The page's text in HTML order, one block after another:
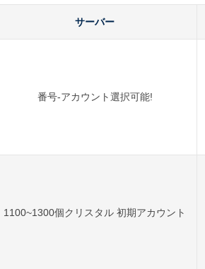
サーバー
番号-アカウント選択可能!
1100~1300個クリスタル 初期アカウント